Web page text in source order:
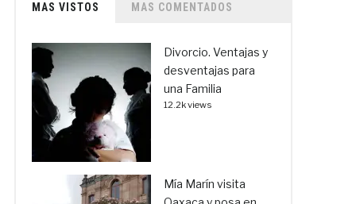
MAS VISTOS MAS COMENTADOS
Divorcio. Ventajas y
desventajas para
una Familia
12.2k views
Mía Marín visita